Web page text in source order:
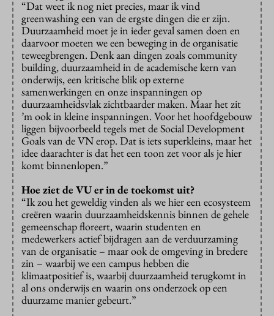
“Dat weet ik nog niet precies, maar ik vind
greenwashing een van de ergste dingen die er zijn.
Duurzaamheid moet je in ieder geval samen doen en
daarvoor moeten we een beweging in de organisatie
teweegbrengen. Denk aan dingen zoals community
building, duurzaamheid in de academische kern van
onderwijs, een kritische blik op externe
samenwerkingen en onze inspanningen op
duurzaamheidsvlak zichtbaarder maken. Maar het zit
’m ook in kleine inspanningen. Voor het hoofdgebouw
liggen bijvoorbeeld tegels met de Social Development
Goals van de VN erop. Dat is iets superkleins, maar het
idee daarachter is dat het een toon zet voor als je hier
komt binnenlopen.”
Hoe ziet de VU er in de toekomst uit?
“Ik zou het geweldig vinden als we hier een ecosysteem
creëren waarin duurzaamheidskennis binnen de gehele
gemeenschap floreert, waarin studenten en
medewerkers actief bijdragen aan de verduurzaming
van de organisatie – maar ook de omgeving in bredere
zin – waarbij we een campus hebben die
klimaatpositief is, waarbij duurzaamheid terugkomt in
al ons onderwijs en waarin ons onderzoek op een
duurzame manier gebeurt.”